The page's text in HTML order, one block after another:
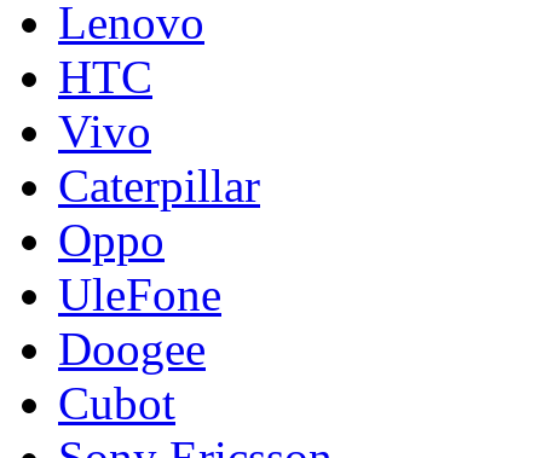
Lenovo
HTC
Vivo
Caterpillar
Oppo
UleFone
Doogee
Cubot